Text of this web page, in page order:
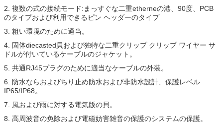
2. 複数の式の接続モード:まっすぐな二重etherneの港、90度、PCB
のタイプおよび利用できるピン ヘッダーのタイプ
3. 粗い環境のために適当。
4. 固体diecasted貝および独特な二重クリップ クリップ ワイヤー サ
ドルが付いているケーブルのジャケット。
5. 共通RJ45プラグのために適当なケーブルの外装。
6. 防水ならおよびちり止め防水および非防水設計、保護レベル
IP65/IP68。
7. 風および雨に対する電気版の貝。
8. 高周波音の免除および電磁妨害雑音の保護のシステムの保護。